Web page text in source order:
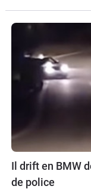
Il drift en BMW
de police